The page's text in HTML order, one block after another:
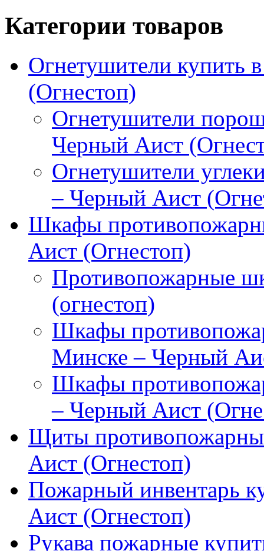
Категории товаров
Огнетушители
(Огнестоп)
Огнетушители
Черный Аист
Огнетушители
– Черный Аист
Шкафы
Аист (Огнестоп)
Противопожарные
(огнестоп)
Шкафы
Минске – Черный
Шкафы
– Черный Аист
Щиты
Аист (Огнестоп)
Пожарный инвентарь
Аист (Огнестоп)
Рукава пожарные